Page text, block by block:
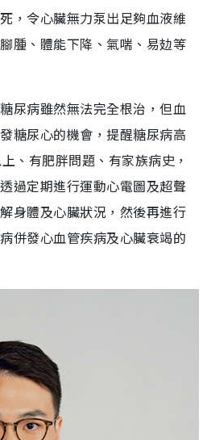
，令心臟無力泵出足夠血液維
腫、體能下降、氣喘、易攰等
尿病雖然無法完全根治，但血
糖尿心的機會，提醒糖尿病高
、有肥胖問題、有家族病史，
過定期進行運動心電圖及超聲
身體及心臟狀況，然後再進行
併發心血管疾病及心臟衰竭的